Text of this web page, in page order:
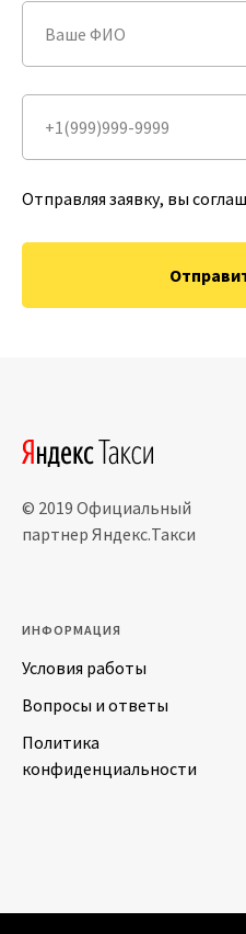
Отправляя заявку, вы
© 2019 Официальный
партнер Яндекс.Такси
ИНФОРМАЦИЯ
Условия работы
Вопросы и ответы
Политика
конфиденциальности